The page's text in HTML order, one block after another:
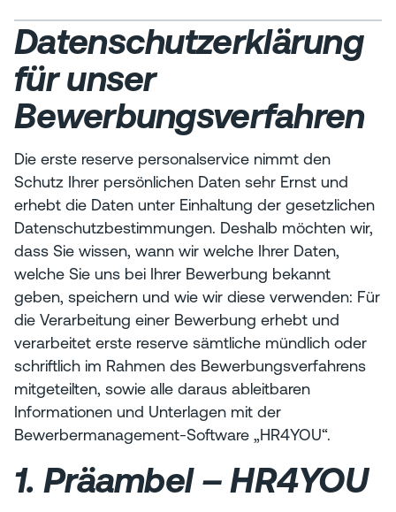
Datenschutzerklärung
für unser
Bewerbungsverfahren
Die erste reserve personalservice nimmt den
Schutz Ihrer persönlichen Daten sehr Ernst und
erhebt die Daten unter Einhaltung der gesetzlichen
Datenschutzbestimmungen. Deshalb möchten wir,
dass Sie wissen, wann wir welche Ihrer Daten,
welche Sie uns bei Ihrer Bewerbung bekannt
geben, speichern und wie wir diese verwenden: Für
die Verarbeitung einer Bewerbung erhebt und
verarbeitet erste reserve sämtliche mündlich oder
schriftlich im Rahmen des Bewerbungsverfahrens
mitgeteilten, sowie alle daraus ableitbaren
Informationen und Unterlagen mit der
Bewerbermanagement-Software „HR4YOU“.
1. Präambel – HR4YOU